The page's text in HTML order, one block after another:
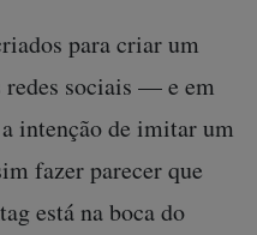
para criar um
redes sociais — e em
intenção de imitar um
fazer parecer que
está na boca do